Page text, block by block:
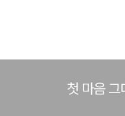
첫 마음